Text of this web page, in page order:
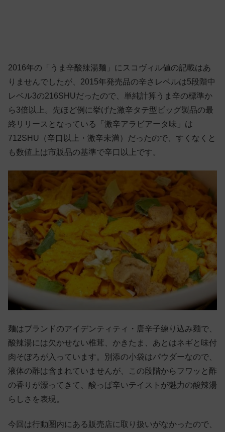
2016年の「うま辛酸辣湯麺」にスコヴィル値の記載はあ
りませんでしたが、2015年発売品の辛さレベルは5段階中
レベル3の216SHUだったので、単純計算うま辛の標準か
ら3倍以上。先ほど例に挙げた激辛タテ型ビッグ製品の最
終リリースとなっている「激辛アラビアータ味」は
712SHU（辛口以上・激辛未満）だったので、すくなくと
も数値上は市販品の基準で辛口以上です。
麺はブランドのアイデンティティ・唐辛子練り込み麺で、
酸辣湯には欠かせない椎茸、かきたま、あとはネギと味付
肉そぼろが入っています。別添の小袋はパウダーなので、
液体の酢は含まれていませんが、この段階からフワッと酢
の香りが漂ってきて、酸っぱ辛いテイストが魅力の酸辣湯
らしさを表現。
今回は行動圏内にある販売店に取り扱いがなかったので、